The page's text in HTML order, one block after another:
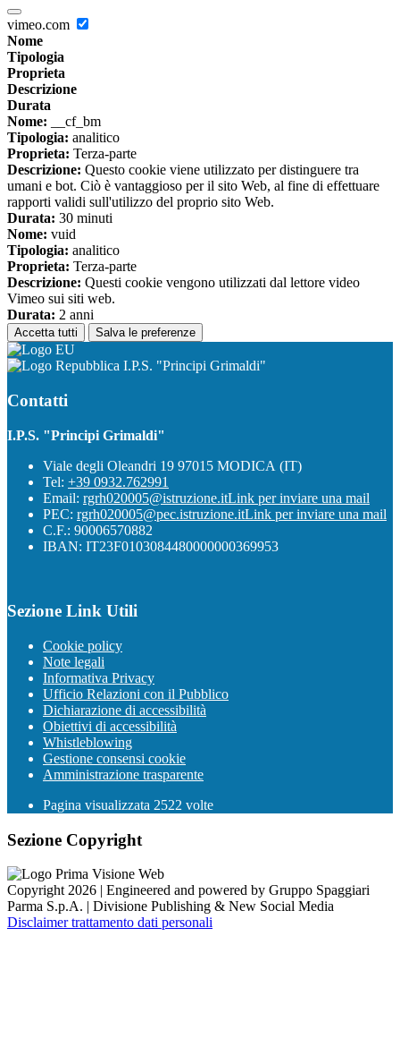
vimeo.com
Nome
Tipologia
Proprieta
Descrizione
Durata
Nome: __cf_bm
Tipologia: analitico
Proprieta: Terza-parte
Descrizione: Questo cookie viene utilizzato per distinguere tra
umani e bot. Ciò è vantaggioso per il sito Web, al fine di effettuare
rapporti validi sull'utilizzo del proprio sito Web.
Durata: 30 minuti
Nome: vuid
Tipologia: analitico
Proprieta: Terza-parte
Descrizione: Questi cookie vengono utilizzati dal lettore video
Vimeo sui siti web.
Durata: 2 anni
Accetta tutti Salva le preferenze
I.P.S. "Principi Grimaldi"
Contatti
I.P.S. "Principi Grimaldi"
Viale degli Oleandri 19 97015 MODICA (IT)
Tel: +39 0932.762991
Email: rgrh020005@istruzione.itLink per inviare una mail
PEC: rgrh020005@pec.istruzione.itLink per inviare una mail
C.F.: 90006570882
IBAN: IT23F0103084480000000369953
Sezione Link Utili
Cookie policy
Note legali
Informativa Privacy
Ufficio Relazioni con il Pubblico
Dichiarazione di accessibilità
Obiettivi di accessibilità
Whistleblowing
Gestione consensi cookie
Amministrazione trasparente
Pagina visualizzata 2522 volte
Sezione Copyright
Copyright 2026 | Engineered and powered by Gruppo Spaggiari
Parma S.p.A. | Divisione Publishing & New Social Media
Disclaimer trattamento dati personali